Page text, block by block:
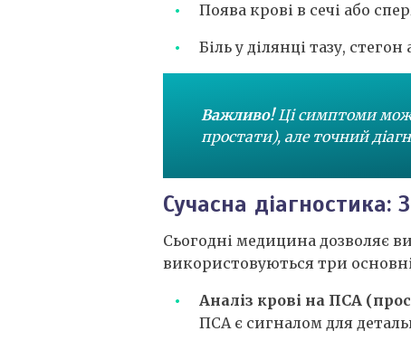
Поява крові в сечі або
Біль у ділянці тазу,
Важливо!Ці симптоми
простати), але точний
Сучасна діагностика:
Сьогодні медицина дозволяє
використовуються три
Аналіз крові на ПСА
ПСА є сигналом для